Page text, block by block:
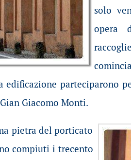
solo
opera
edificazione parteciparono
Giacomo Monti.
pietra del porticato
compiuti i trecento